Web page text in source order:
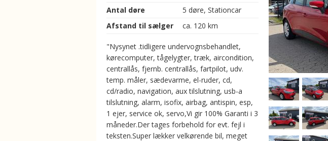
Antal døre
5 døre, Stationcar
Afstand til sælger
ca. 120 km
"Nysynet .tidligere undervognsbehandlet,
kørecomputer, tågelygter, træk, aircondition,
centrallås, fjernb. centrallås, fartpilot, udv.
temp. måler, sædevarme, el-ruder, cd,
cd/radio, navigation, aux tilslutning, usb-a
tilslutning, alarm, isofix, airbag, antispin, esp,
1 ejer, service ok, servo,Vi gir 100% Garanti i 3
måneder.Der tages forbehold for evt. fejl i
teksten.Super lækker velkørende bil, meget